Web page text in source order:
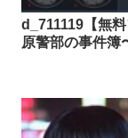
d_711119【無